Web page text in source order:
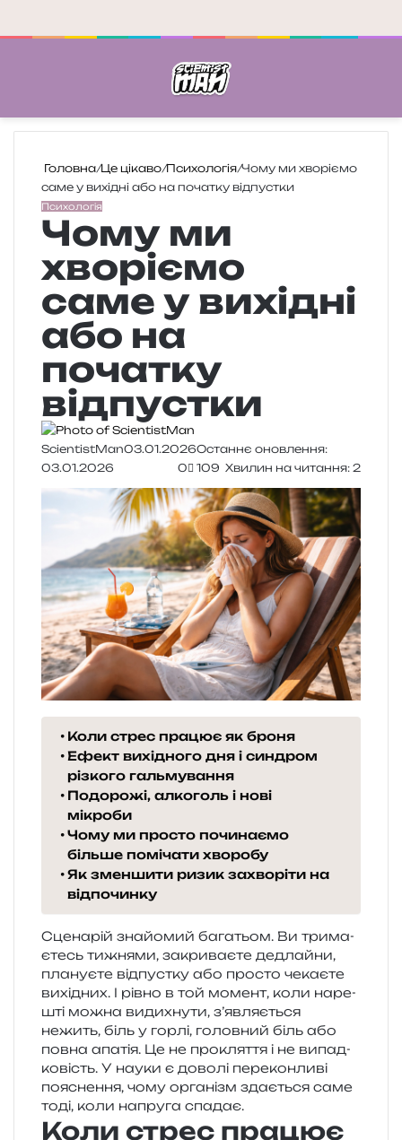
Головна/Це цікаво/Психологія/Чому ми хворіємо
саме у вихідні або на початку відпустки
Психологія
Чому ми
хворіємо
саме у вихідні
або на
початку
відпустки
ScientistMan03.01.2026Останнє оновлення:
03.01.2026
0 109 Хвилин на читання: 2
Коли стрес працює як броня
Ефект вихідного дня і синдром
різкого гальмування
Подорожі, алкоголь і нові
мікроби
Чому ми просто починаємо
більше помічати хворобу
Як зменшити ризик захворіти на
відпочинку
Сценарій зна­йо­мий бага­тьом. Ви три­ма­
є­тесь тижня­ми, закри­ва­є­те дедлай­ни,
пла­ну­є­те від­пус­тку або про­сто чека­є­те
вихі­дних. І рівно в той момент, коли наре­
шті можна види­хну­ти, з’являється
нежить, біль у горлі, голов­ний біль або
повна апа­тія. Це не про­кля­т­тя і не випад­
ко­вість. У науки є дово­лі пере­кон­ли­ві
поясне­н­ня, чому орга­нізм зда­є­ться саме
тоді, коли напру­га спадає.
Коли стрес працює